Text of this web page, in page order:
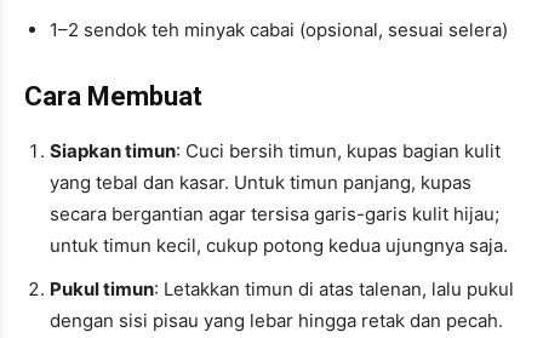
1–2 sendok teh minyak cabai (opsional, sesuai selera)
Cara Membuat
Siapkan timun: Cuci bersih timun, kupas bagian kulit
yang tebal dan kasar. Untuk timun panjang, kupas
secara bergantian agar tersisa garis-garis kulit hijau;
untuk timun kecil, cukup potong kedua ujungnya saja.
Pukul timun: Letakkan timun di atas talenan, lalu pukul
dengan sisi pisau yang lebar hingga retak dan pecah.